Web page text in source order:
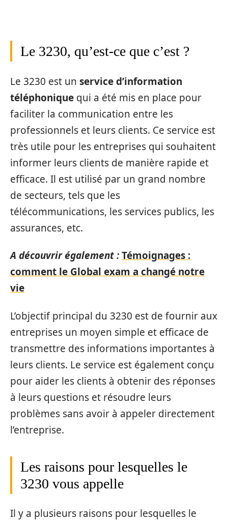
Le 3230, qu’est-ce que c’est ?
Le 3230 est un service d’information
téléphonique qui a été mis en place pour
faciliter la communication entre les
professionnels et leurs clients. Ce service est
très utile pour les entreprises qui souhaitent
informer leurs clients de manière rapide et
efficace. Il est utilisé par un grand nombre
de secteurs, tels que les
télécommunications, les services publics, les
assurances, etc.
A découvrir également :Témoignages :
comment le Global exam a changé notre
vie
L’objectif principal du 3230 est de fournir aux
entreprises un moyen simple et efficace de
transmettre des informations importantes à
leurs clients. Le service est également conçu
pour aider les clients à obtenir des réponses
à leurs questions et résoudre leurs
problèmes sans avoir à appeler directement
l’entreprise.
Les raisons pour lesquelles le
3230 vous appelle
Il y a plusieurs raisons pour lesquelles le